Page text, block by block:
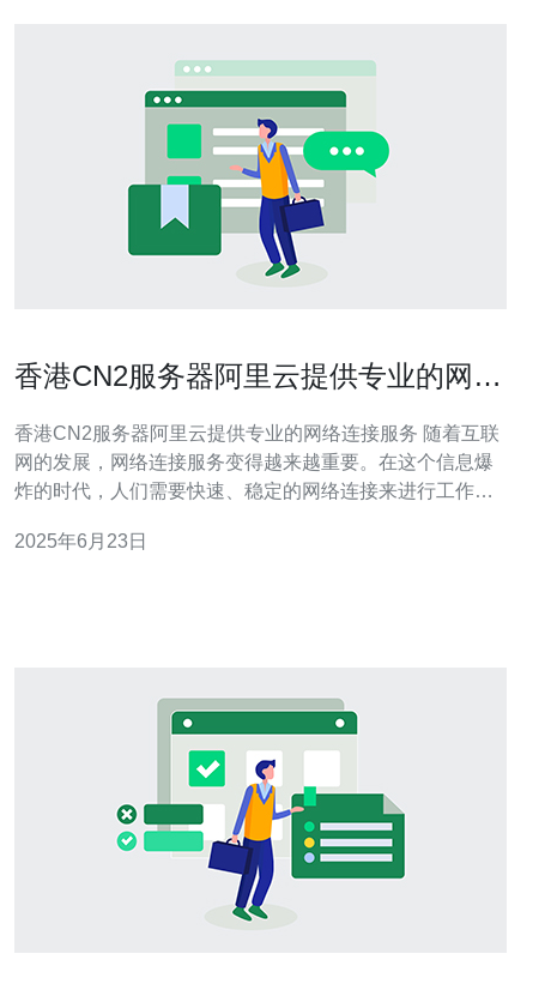
香港CN2服务器阿里云提供专业的网络
香港CN2服务器阿里云提供专业的网络连接服务 随着互联
网的发展，网络连接服务变得越来越重要。在这个信息爆
炸的时代，人们需要快速、稳定的网络连接来进行工作、
为用户提供了香港CN2服务器，提供了专业的网络连接服
2025年6月23日